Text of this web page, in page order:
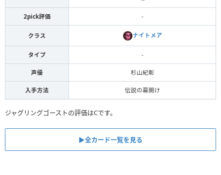
2pick評価 -
クラス ナイトメア
タイプ -
声優 杉山紀彰
入手方法 伝説の幕開け
ジャグリングゴーストの評価はCです。
▶︎全カード一覧を見る